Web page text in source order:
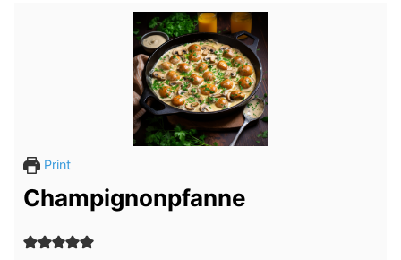
Print
Champignonpfanne